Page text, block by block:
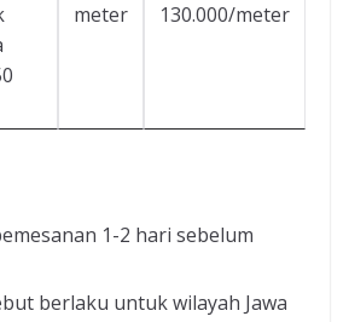
meter
130.000/meter
1-2 hari sebelum
berlaku untuk wilayah Jawa